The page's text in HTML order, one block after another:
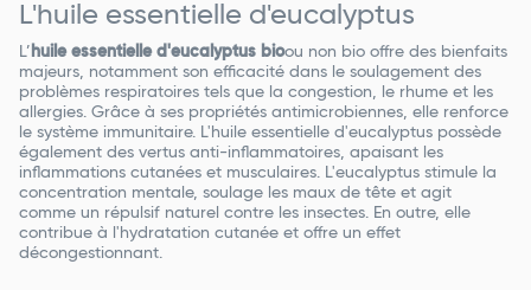
L'huile essentielle d'eucalyptus
L’ huile essentielle d'eucalyptus bioou non bio offre des bienfaits
majeurs, notamment son efficacité dans le soulagement des
problèmes respiratoires tels que la congestion, le rhume et les
allergies. Grâce à ses propriétés antimicrobiennes, elle renforce
le système immunitaire. L'huile essentielle d'eucalyptus possède
également des vertus anti-inflammatoires, apaisant les
inflammations cutanées et musculaires. L'eucalyptus stimule la
concentration mentale, soulage les maux de tête et agit
comme un répulsif naturel contre les insectes. En outre, elle
contribue à l'hydratation cutanée et offre un effet
décongestionnant.